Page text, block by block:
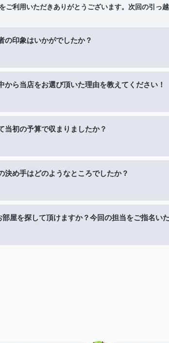
ご利用いただきありがとうございます。次回の引っ
の印象はいかがでしたか？
から当店をお選び頂いた理由を教えてください！
当初の予算で収まりましたか？
決め手はどのようなところでしたか？
部屋を探して頂けますか？今回の担当をご指名い